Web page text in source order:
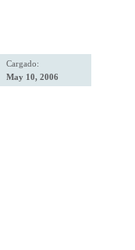
Cargado:
May 10, 2006